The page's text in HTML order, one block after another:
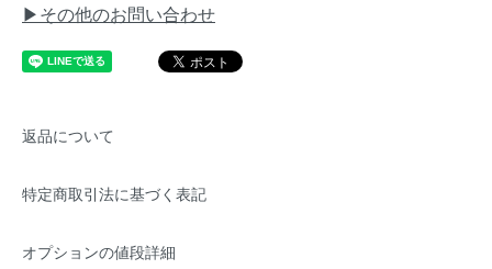
▶その他のお問い合わせ
返品について
特定商取引法に基づく表記
オプションの値段詳細